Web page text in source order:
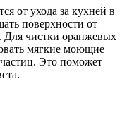
от ухода за кухней в
поверхности от
Для чистки оранжевых
мягкие моющие
Это поможет